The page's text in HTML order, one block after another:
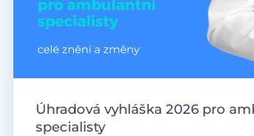
Úhradová vyhláška 2026 pro
specialisty